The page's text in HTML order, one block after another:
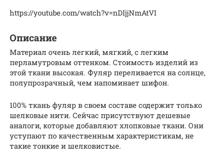
https://youtube.com/watch?v=nDIjjNmAtVI
Описание
Материал очень легкий, мягкий, с легким
перламутровым оттенком. Стоимость изделий из
этой ткани высокая. Фуляр переливается на солнце,
полупрозрачный, чем напоминает шифон.
100% ткань фуляр в своем составе содержит только
шелковые нити. Сейчас присутствуют дешевые
аналоги, которые добавляют хлопковые ткани. Они
уступают по качественным характеристикам, не
такие тонкие и шелковистые.